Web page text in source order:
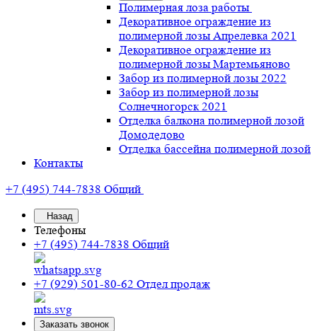
Полимерная лоза работы
Декоративное ограждение из
полимерной лозы Апрелевка 2021
Декоративное ограждение из
полимерной лозы Мартемьяново
Забор из полимерной лозы 2022
Забор из полимерной лозы
Солнечногорск 2021
Отделка балкона полимерной лозой
Домодедово
Отделка бассейна полимерной лозой
Контакты
+7 (495) 744-7838 Общий
Назад
Телефоны
+7 (495) 744-7838 Общий
+7 (929) 501-80-62 Отдел продаж
Заказать звонок